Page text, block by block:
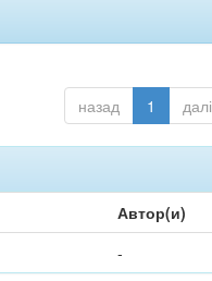
назад 1 далі
Автор(и)
-